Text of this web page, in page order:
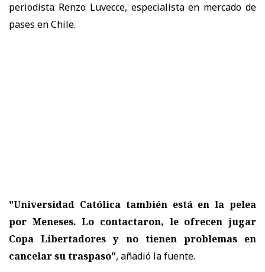
periodista Renzo Luvecce, especialista en mercado de
pases en Chile.
"Universidad Católica también está en la pelea
por Meneses. Lo contactaron, le ofrecen jugar
Copa Libertadores y no tienen problemas en
cancelar su traspaso", añadió la fuente.